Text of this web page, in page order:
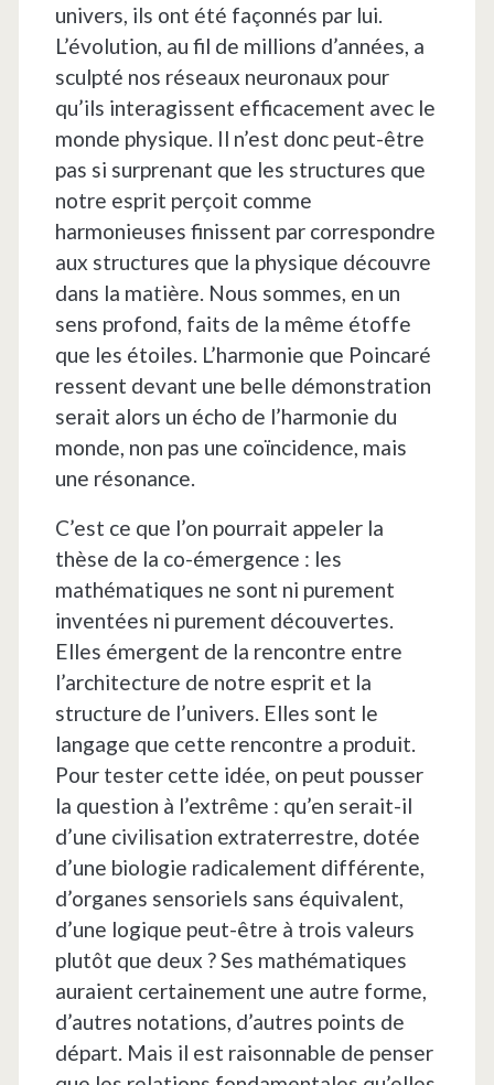
univers, ils ont été façonnés par lui.
L’évolution, au fil de millions d’années, a
sculpté nos réseaux neuronaux pour
qu’ils interagissent efficacement avec le
monde physique. Il n’est donc peut-être
pas si surprenant que les structures que
notre esprit perçoit comme
harmonieuses finissent par correspondre
aux structures que la physique découvre
dans la matière. Nous sommes, en un
sens profond, faits de la même étoffe
que les étoiles. L’harmonie que Poincaré
ressent devant une belle démonstration
serait alors un écho de l’harmonie du
monde, non pas une coïncidence, mais
une résonance.
C’est ce que l’on pourrait appeler la
thèse de la co-émergence : les
mathématiques ne sont ni purement
inventées ni purement découvertes.
Elles émergent de la rencontre entre
l’architecture de notre esprit et la
structure de l’univers. Elles sont le
langage que cette rencontre a produit.
Pour tester cette idée, on peut pousser
la question à l’extrême : qu’en serait-il
d’une civilisation extraterrestre, dotée
d’une biologie radicalement différente,
d’organes sensoriels sans équivalent,
d’une logique peut-être à trois valeurs
plutôt que deux ? Ses mathématiques
auraient certainement une autre forme,
d’autres notations, d’autres points de
départ. Mais il est raisonnable de penser